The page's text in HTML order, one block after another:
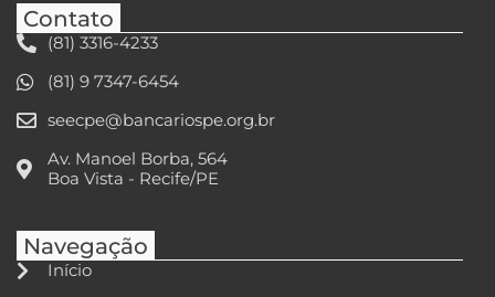
Contato
(81) 3316-4233
(81) 9 7347-6454
seecpe@bancariospe.org.br
Av. Manoel Borba, 564
Boa Vista - Recife/PE
Navegação
Início